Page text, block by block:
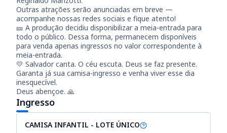
Outras atrações serão anunciadas em breve —
acompanhe nossas redes sociais e fique atento!
🎫 A produção decidiu disponibilizar a meia-entrada para
todo o público. Dessa forma, permanecem disponíveis
para venda apenas ingressos no valor correspondente à
meia-entrada.
💛 Salvador canta. O céu escuta. Deus se faz presente.
Garanta já sua camisa-ingresso e venha viver esse dia
inesquecível.
Deus abençoe. 🙏
Ingresso
CAMISA INFANTIL - LOTE ÚNICO